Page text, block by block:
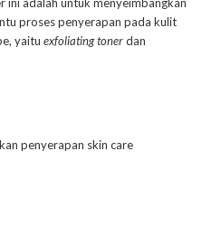
proses penyerapan pada kulit
yaitu exfoliating tonerdan
penyerapan skin care